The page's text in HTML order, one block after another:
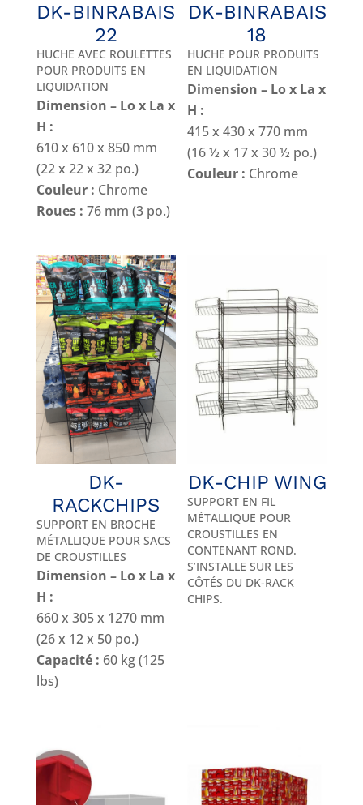
DK-BINRABAIS
22
HUCHE AVEC ROULETTES
POUR PRODUITS EN
LIQUIDATION
Dimension – Lo x La x
H :
610 x 610 x 850 mm
(22 x 22 x 32 po.)
Couleur : Chrome
Roues : 76 mm (3 po.)
DK-BINRABAIS
18
HUCHE POUR PRODUITS
EN LIQUIDATION
Dimension – Lo x La x
H :
415 x 430 x 770 mm
(16 ½ x 17 x 30 ½ po.)
Couleur : Chrome
DK-
RACKCHIPS
SUPPORT EN BROCHE
MÉTALLIQUE POUR SACS
DE CROUSTILLES
Dimension – Lo x La x
H :
660 x 305 x 1270 mm
(26 x 12 x 50 po.)
Capacité : 60 kg (125
lbs)
DK-CHIP WING
SUPPORT EN FIL
MÉTALLIQUE POUR
CROUSTILLES EN
CONTENANT ROND.
S’INSTALLE SUR LES
CÔTÉS DU DK-RACK
CHIPS.